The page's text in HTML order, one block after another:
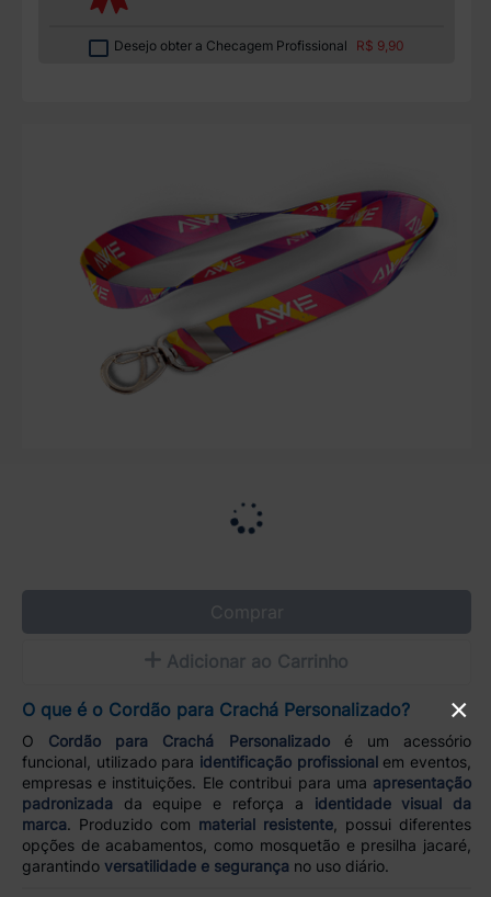
Desejo obter a Checagem Profissional R$ 9,90
Comprar
Adicionar ao Carrinho
O que é o Cordão para Crachá Personalizado?
O Cordão para Crachá Personalizadoé um acessório
funcional, utilizado para identificação profissionalem eventos,
empresas e instituições. Ele contribui para uma apresentação
padronizadada equipe e reforça a identidade visual da
marca. Produzido com material resistente , possui diferentes
opções de acabamentos, como mosquetão e presilha jacaré,
garantindo versatilidade e segurançano uso diário.
×